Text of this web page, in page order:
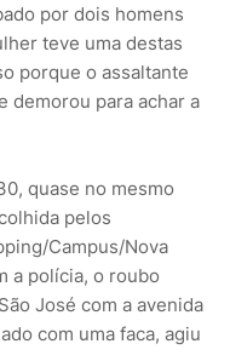
por dois homens
teve uma destas
porque o assaltante
demorou para achar a
quase no mesmo
pelos
Campus/Nova
a polícia, o roubo
José com a avenida
com uma faca, agiu